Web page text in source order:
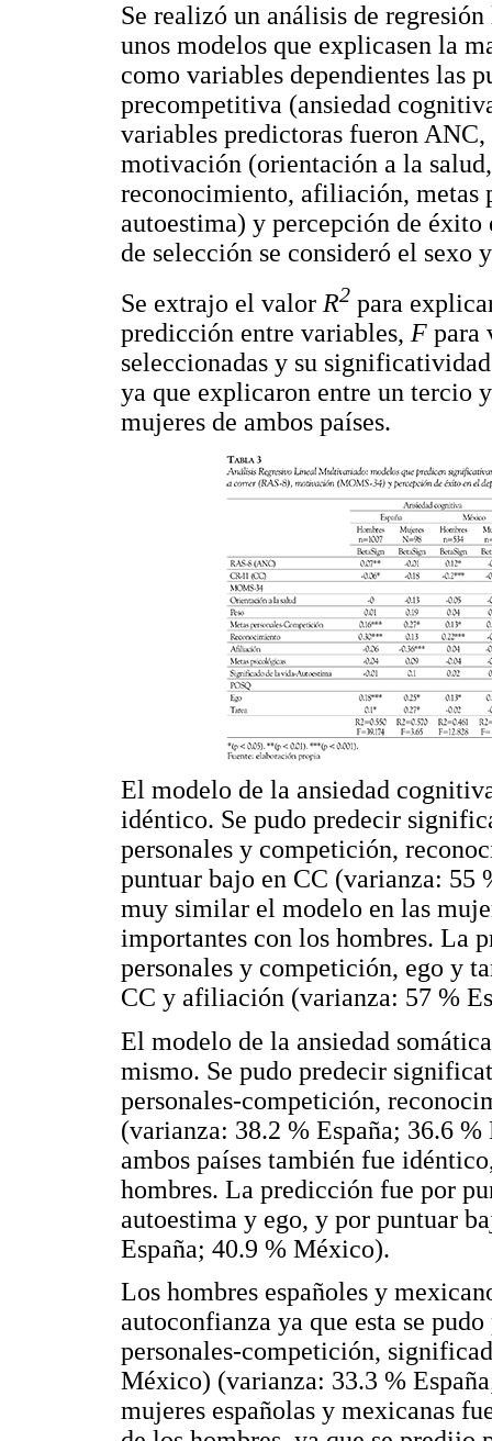
Se realizó un análisis de
unos modelos que explicasen la
como variables dependientes las
precompetitiva (ansiedad
variables predictoras fueron ANC,
motivación (orientación a la
reconocimiento, afiliación, metas
autoestima) y percepción de
de selección se consideró el sexo
Se extrajo el valor R2 para
predicción entre variables, F para
seleccionadas y su
ya que explicaron entre un tercio
mujeres de ambos países.
El modelo de la ansiedad
idéntico. Se pudo predecir
personales y competición,
puntuar bajo en CC (varianza: 55
muy similar el modelo en las
importantes con los hombres. La
personales y competición, ego y
CC y afiliación (varianza: 57 %
El modelo de la ansiedad
mismo. Se pudo predecir
personales-competición,
(varianza: 38.2 % España; 36.6
ambos países también fue
hombres. La predicción fue por
autoestima y ego, y por puntuar
España; 40.9 % México).
Los hombres españoles y
autoconfianza ya que esta se
personales-competición,
México) (varianza: 33.3 %
mujeres españolas y mexicanas